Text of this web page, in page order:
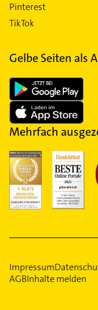
Pinterest
TikTok
Gelbe Seiten als
Mehrfach
Impressum
AGBInhalte melden